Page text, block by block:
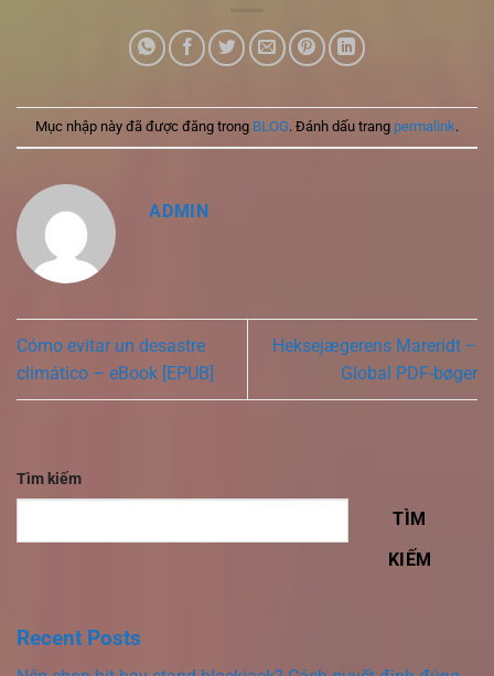
Mục nhập này đã được đăng trong BLOG. Đánh dấu trang permalink.
ADMIN
Cómo evitar un desastre
climático – eBook [EPUB]
Heksejægerens Mareridt –
Global PDF-bøger
Tìm kiếm
TÌM
KIẾM
Recent Posts